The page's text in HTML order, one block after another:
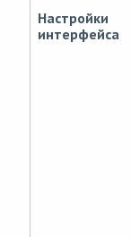
Настройки
интерфейса